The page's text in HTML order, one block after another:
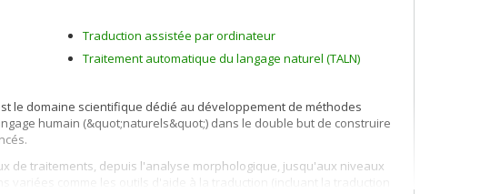
Traduction assistée par ordinateur
Traitement automatique du langage naturel (TALN)
le domaine scientifique dédié au développement de méthodes
humain (&quot;naturels&quot;) dans le double but de construire
de traitements, depuis l'analyse morphologique, jusqu'aux niveaux
variées comme les outils d'aide à la traduction (incluant la traduction